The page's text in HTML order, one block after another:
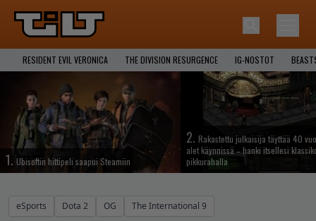
RESIDENT EVIL VERONICA THE DIVISION RESURGENCE IG-NOSTOT
1. Ubisoftin hittipeli saapui Steamiin
2. Rakastettu julkaisija täyttää 40
alet käynnissä – hanki itsellesi
pikkurahalla
eSports Dota 2 OG The International 9